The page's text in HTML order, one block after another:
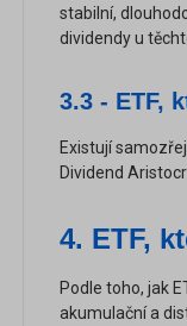
stabilní,
dividendy u
3.3 - ETF,
Existují
Dividend
4. ETF,
Podle toho, jak
akumulační a